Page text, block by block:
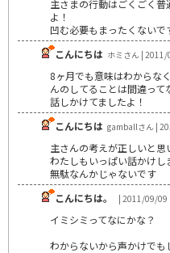
主さまの行動はごくごく
よ！
凹む必要もまったくないで
こんにちは ホミさん |
8ヶ月でも意味はわからな
んのしてることは間違っ
話しかけてましたよ！
こんにちは gamballさん |
主さんの考えが正しいと思
わたしもいっぱい話かけし
無駄なんかじゃないです
こんにちは。
| 2011/09/09
イミシミってなにかな？
わからないから声かけで